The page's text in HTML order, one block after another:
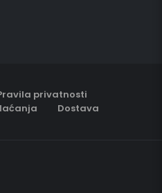
privatnosti
Dostava